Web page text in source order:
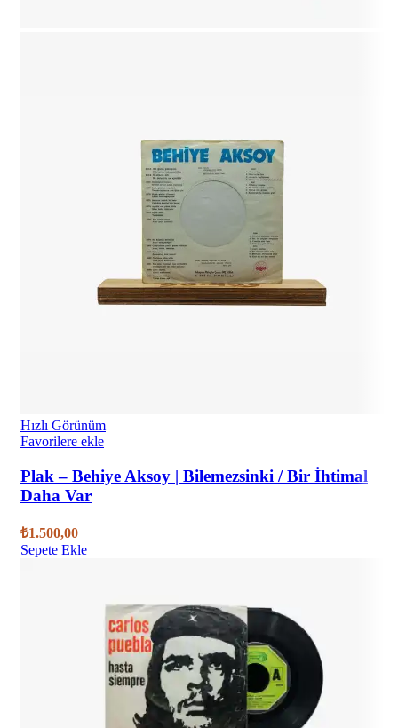
Hızlı Görünüm
Favorilere ekle
Plak – Behiye Aksoy | Bilemezsinki / Bir İhtimal
Daha Var
₺1.500,00
Sepete Ekle